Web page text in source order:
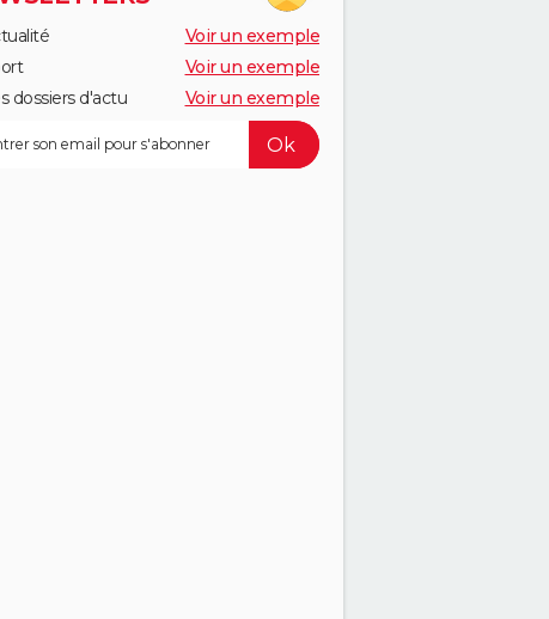
Voir un exemple
Voir un exemple
dossiers d'actu
Voir un exemple